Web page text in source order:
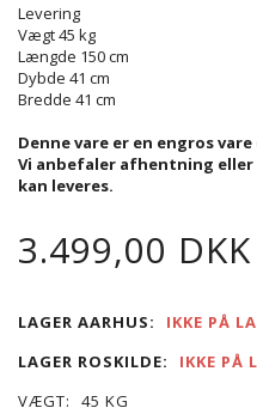
Levering
Vægt 45 kg
Længde 150 cm
Dybde 41 cm
Bredde 41 cm
Denne vare er en engros
Vi anbefaler afhentning
kan leveres.
3.499,00 DKK
LAGER AARHUS:
IKKE PÅ
LAGER ROSKILDE:
IKKE PÅ
VÆGT:
45 KG